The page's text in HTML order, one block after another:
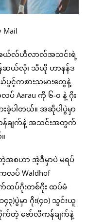
Mail
အယ်လ်ဟီလာလ်အသင်းရဲ့
န်ဆယ်လို၊ သီယို ဟာနန်ဒ
င့်ကစားသမားတွေနဲ့
ပ် Aarau ကို ၆-၀ နဲ့ ဂိုး
ခဲ့ပါတယ်။ အဆိုပါပွဲမှာ
ကန်ချက်နဲ့ အသင်းအတွက်
စဟာ အဲ့ဒီမှာပဲ မရပ်
လပ် Waldhof
က်ထပ်ဂိုးတစ်ဂိုး ထပ်မံ
)ပွဲမှာ ဂိုး(၄၀) သွင်းယူ
က်တဲ့ ဗော်လီကန်ချက်နဲ့